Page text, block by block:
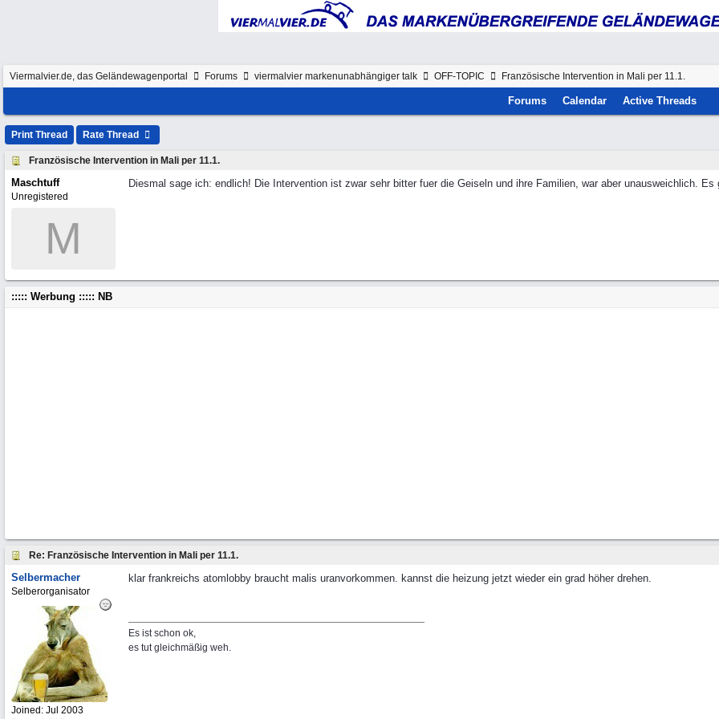
Viermalvier.de, das Geländewagenportal Forums viermalvier markenunabhängiger talk OFF-TOPIC Französische Intervention in Mali per 11.1.
Forums Calendar Active Threads
Print Thread Rate Thread
Französische Intervention in Mali per 11.1.
Maschtuff
Unregistered
M
Diesmal sage ich: endlich! Die Intervention ist zwar sehr bitter fuer die Geiseln und ihre Familien, war aber unausweichlich.
::::: Werbung ::::: NB
Re: Französische Intervention in Mali per 11.1.
Selbermacher
Selberorganisator
Joined: Jul 2003
klar frankreichs atomlobby braucht malis uranvorkommen. kannst die heizung jetzt wieder ein grad höher drehen.
Es ist schon ok,
es tut gleichmäßig weh.